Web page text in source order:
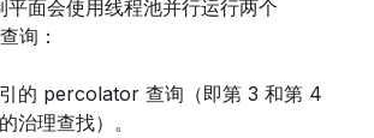
平面会使用线程池并行运行两个
询：
的 percolator 查询（即第 3 和第 4
治理查找）。